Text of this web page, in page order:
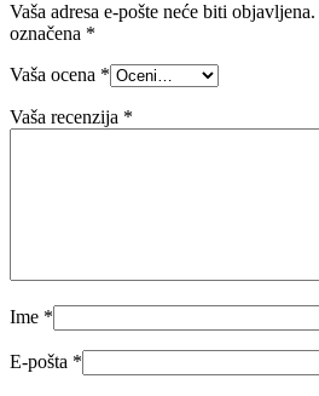
Vaša adresa e-pošte neće biti objavljena.
označena *
Vaša ocena *
Vaša recenzija *
Ime *
E-pošta *